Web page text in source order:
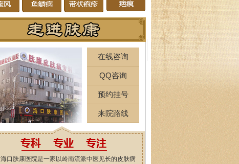
在线咨询
QQ咨询
预约挂号
来院路线
海口肤康医院是一家以岭南流派中医见长的皮肤病